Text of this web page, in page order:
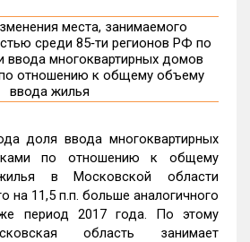
доля ввода многоквартирных
по отношению к общему
в Московской области
на 11,5 п.п. больше аналогичного
период 2017 года. По этому
область занимает